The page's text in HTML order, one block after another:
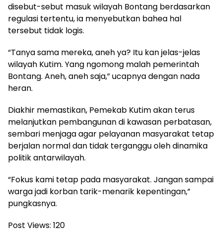
disebut-sebut masuk wilayah Bontang berdasarkan
regulasi tertentu, ia menyebutkan bahea hal
tersebut tidak logis.
“Tanya sama mereka, aneh ya? Itu kan jelas-jelas
wilayah Kutim. Yang ngomong malah pemerintah
Bontang. Aneh, aneh saja,” ucapnya dengan nada
heran.
Diakhir memastikan, Pemekab Kutim akan terus
melanjutkan pembangunan di kawasan perbatasan,
sembari menjaga agar pelayanan masyarakat tetap
berjalan normal dan tidak terganggu oleh dinamika
politik antarwilayah.
“Fokus kami tetap pada masyarakat. Jangan sampai
warga jadi korban tarik-menarik kepentingan,”
pungkasnya.
Post Views: 120